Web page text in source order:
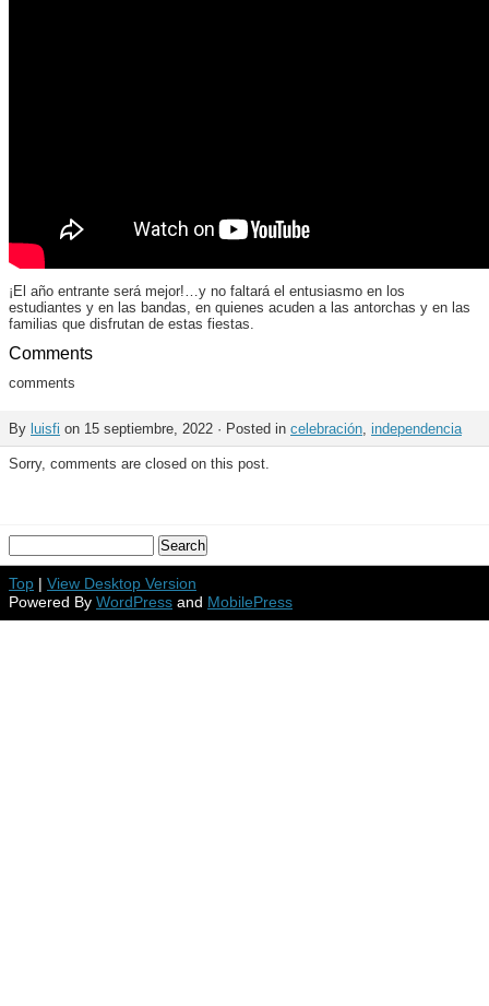
¡El año entrante será mejor!…y no faltará el entusiasmo en los
estudiantes y en las bandas, en quienes acuden a las antorchas y en las
familias que disfrutan de estas fiestas.
Comments
comments
By luisfi on 15 septiembre, 2022 · Posted in celebración independencia
Sorry, comments are closed on this post.
Top | View Desktop Version
Powered By WordPress and MobilePress